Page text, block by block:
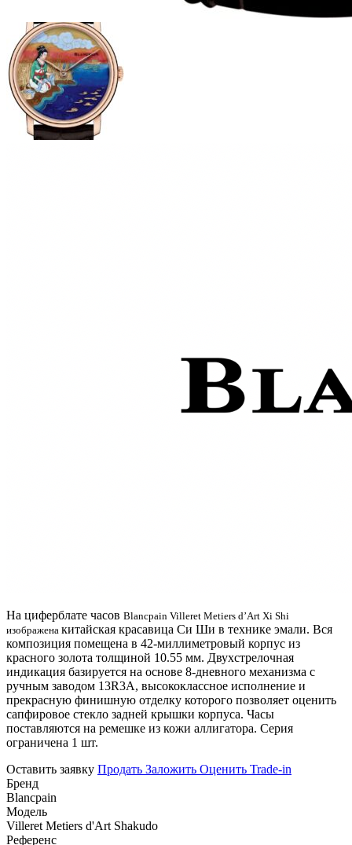
На циферблате часов Blancpain Villeret Metiers d’Art Xi Shi
изображена китайская красавица Си Ши в технике эмали. Вся
композиция помещена в 42-миллиметровый корпус из
красного золота толщиной 10.55 мм. Двухстрелочная
индикация базируется на основе 8-дневного механизма с
ручным заводом 13R3A, высококлассное исполнение и
прекрасную финишную отделку которого позволяет оценить
сапфировое стекло задней крышки корпуса. Часы
поставляются на ремешке из кожи аллигатора. Серия
ограничена 1 шт.
Оставить заявку Продать Заложить Оценить Trade-in
Бренд
Blancpain
Модель
Villeret Metiers d'Art Shakudo
Референс